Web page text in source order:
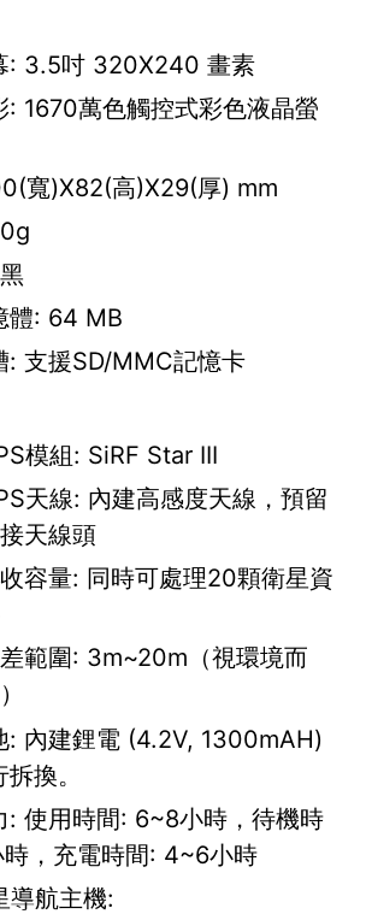
: 3.5吋 320X240 畫素
: 1670萬色觸控式彩色液晶螢
寬)X82(高)X29(厚) mm
體: 64 MB
: 支援SD/MMC記憶卡
模組: SiRF Star III
天線: 內建高感度天線，預留
天線頭
容量: 同時可處理20顆衛星資
範圍: 3m~20m（視環境而
: 內建鋰電 (4.2V, 1300mAH)
換。
: 使用時間: 6~8小時，待機時
，充電時間: 4~6小時
導航主機: